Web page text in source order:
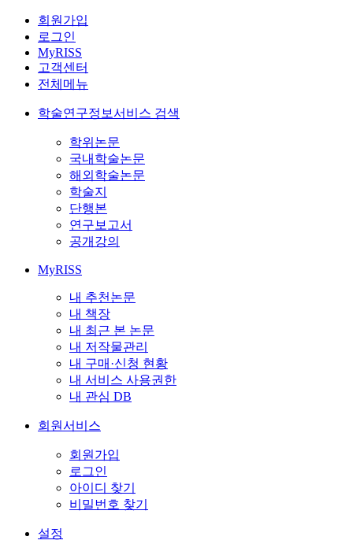
회원가입
로그인
MyRISS
고객센터
전체메뉴
학술연구정보서비스 검색
학위논문
국내학술논문
해외학술논문
학술지
단행본
연구보고서
공개강의
MyRISS
내 추천논문
내 책장
내 최근 본 논문
내 저작물관리
내 구매·신청 현황
내 서비스 사용권한
내 관심 DB
회원서비스
회원가입
로그인
아이디 찾기
비밀번호 찾기
설정